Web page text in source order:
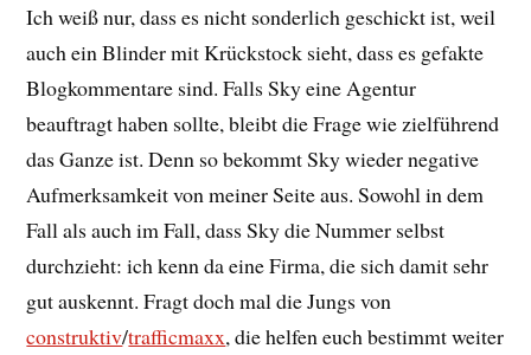
Ich weiß nur, dass es nicht sonderlich geschickt ist, weil
auch ein Blinder mit Krückstock sieht, dass es gefakte
Blogkommentare sind. Falls Sky eine Agentur
beauftragt haben sollte, bleibt die Frage wie zielführend
das Ganze ist. Denn so bekommt Sky wieder negative
Aufmerksamkeit von meiner Seite aus. Sowohl in dem
Fall als auch im Fall, dass Sky die Nummer selbst
durchzieht: ich kenn da eine Firma, die sich damit sehr
gut auskennt. Fragt doch mal die Jungs von
construktiv/trafficmaxx, die helfen euch bestimmt weiter